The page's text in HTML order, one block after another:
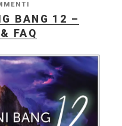
BANG 12 –
FAQ